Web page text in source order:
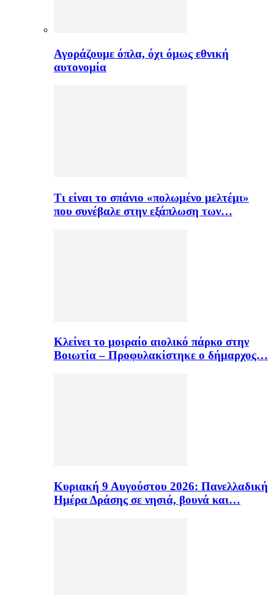
Αγοράζουμε όπλα, όχι όμως εθνική
αυτονομία
Τι είναι το σπάνιο «πολωμένο μελτέμι»
που συνέβαλε στην εξάπλωση των…
Κλείνει το μοιραίο αιολικό πάρκο στην
Βοιωτία – Προφυλακίστηκε ο δήμαρχος…
Κυριακή 9 Αυγούστου 2026: Πανελλαδική
Ημέρα Δράσης σε νησιά, βουνά και…